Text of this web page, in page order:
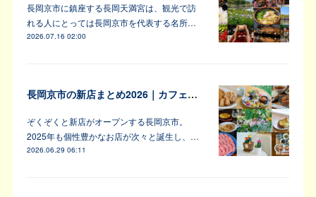
長岡京市に鎮座する長岡天満宮は、観光で訪
れる人にとっては長岡京市を代表する名所…
2026.07.16 02:00
長岡京市の新店まとめ2026｜カフェ・居酒屋・韓国料理など注目6軒
ぞくぞくと新店がオープンする長岡京市。
2025年も個性豊かなお店が次々と誕生し、…
2026.06.29 06:11